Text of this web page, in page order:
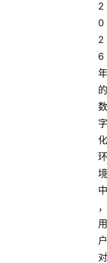
2
0
2
6
年
的
数
字
化
环
境
中
，
用
户
对